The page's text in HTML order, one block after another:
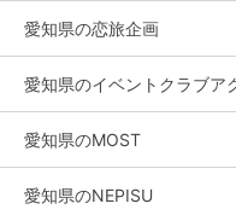
愛知県の恋旅企画
愛知県のイベントクラブア
愛知県のMOST
愛知県のNEPISU